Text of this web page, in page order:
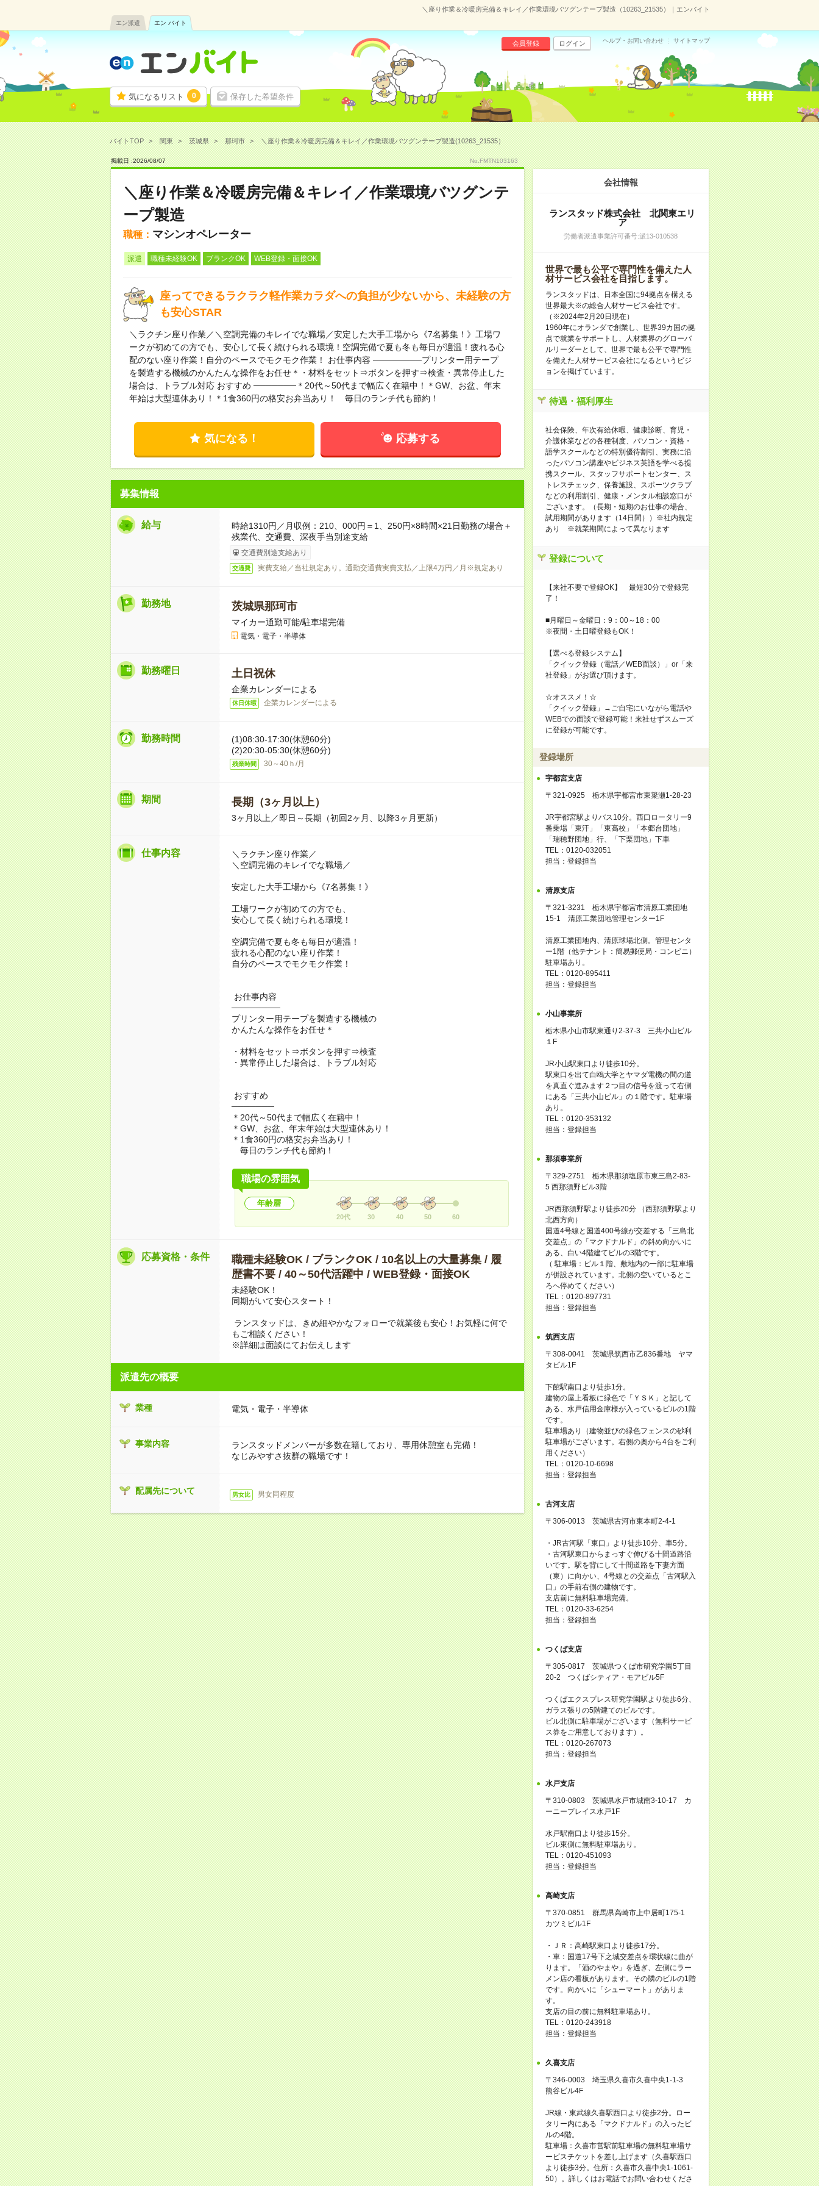
＼座り作業＆冷暖房完備＆キレイ／作業環境バツグンテープ製造（10263_21535）｜エンバイト
エン派遣 エン バイト
気になるリスト 0 保存した希望条件
会員登録 ログイン ヘルプ・お問い合わせ サイトマップ
バイトTOP 関東 茨城県 那珂市 ＼座り作業＆冷暖房完備＆キレイ／作業環境バツグンテープ製造(10263_21535）
掲載日 :2026/08/07 No.FMTN103163
＼座り作業＆冷暖房完備＆キレイ／作業環境バツグンテ
ープ製造
職種： マシンオペレーター
派遣 職種未経験OK ブランクOK WEB登録・面接OK
座ってできるラクラク軽作業カラダへの負担が少ないから、未経験の方
も安心STAR
＼ラクチン座り作業／＼空調完備のキレイでな職場／安定した大手工場から《7名募集！》工場ワ
ークが初めての方でも、安心して長く続けられる環境！空調完備で夏も冬も毎日が適温！疲れる心
配のない座り作業！自分のペースでモクモク作業！ お仕事内容 ────────プリンター用テープ
を製造する機械のかんたんな操作をお任せ＊・材料をセット⇒ボタンを押す⇒検査・異常停止した
場合は、トラブル対応 おすすめ ───────＊20代～50代まで幅広く在籍中！＊GW、お盆、年末
年始は大型連休あり！＊1食360円の格安お弁当あり！ 毎日のランチ代も節約！
気になる！ 応募する
募集情報
給与
時給1310円／月収例：210、000円＝1、250円×8時間×21日勤務の場合＋
残業代、交通費、深夜手当別途支給
交通費別途支給あり
交通費 実費支給／当社規定あり。通勤交通費実費支払／上限4万円／月※規定あり
勤務地 茨城県那珂市
マイカー通勤可能/駐車場完備
電気・電子・半導体
勤務曜日 土日祝休
企業カレンダーによる
休日休暇 企業カレンダーによる
勤務時間
(1)08:30-17:30(休憩60分)
(2)20:30-05:30(休憩60分)
残業時間 30～40ｈ/月
期間 長期（3ヶ月以上）
3ヶ月以上／即日～長期（初回2ヶ月、以降3ヶ月更新）
仕事内容
＼ラクチン座り作業／
＼空調完備のキレイでな職場／
安定した大手工場から《7名募集！》
工場ワークが初めての方でも、
安心して長く続けられる環境！
空調完備で夏も冬も毎日が適温！
疲れる心配のない座り作業！
自分のペースでモクモク作業！
お仕事内容
────────
プリンター用テープを製造する機械の
かんたんな操作をお任せ＊
・材料をセット⇒ボタンを押す⇒検査
・異常停止した場合は、トラブル対応
おすすめ
───────
＊20代～50代まで幅広く在籍中！
＊GW、お盆、年末年始は大型連休あり！
＊1食360円の格安お弁当あり！
毎日のランチ代も節約！
職場の雰囲気
年齢層
20代 30 40 50 60
応募資格・条件
職種未経験OK / ブランクOK / 10名以上の大量募集 / 履
歴書不要 / 40～50代活躍中 / WEB登録・面接OK
未経験OK！
同期がいて安心スタート！
ランスタッドは、きめ細やかなフォローで就業後も安心！お気軽に何で
もご相談ください！
※詳細は面談にてお伝えします
派遣先の概要
業種 電気・電子・半導体
事業内容
ランスタッドメンバーが多数在籍しており、専用休憩室も完備！
なじみやすさ抜群の職場です！
配属先について 男女比 男女同程度
会社情報
ランスタッド株式会社 北関東エリ
ア
労働者派遣事業許可番号:派13-010538
世界で最も公平で専門性を備えた人
材サービス会社を目指します。
ランスタッドは、日本全国に94拠点を構える
世界最大※の総合人材サービス会社です。
（※2024年2月20日現在）
1960年にオランダで創業し、世界39カ国の拠
点で就業をサポートし、人材業界のグローバ
ルリーダーとして、世界で最も公平で専門性
を備えた人材サービス会社になるというビジ
ョンを掲げています。
待遇・福利厚生
社会保険、年次有給休暇、健康診断、育児・
介護休業などの各種制度、パソコン・資格・
語学スクールなどの特別優待割引、実務に沿
ったパソコン講座やビジネス英語を学べる提
携スクール、スタッフサポートセンター、ス
トレスチェック、保養施設、スポーツクラブ
などの利用割引、健康・メンタル相談窓口が
ございます。（長期・短期のお仕事の場合、
試用期間があります（14日間））※社内規定
あり ※就業期間によって異なります
登録について
【来社不要で登録OK】 最短30分で登録完
了！
■月曜日～金曜日：9：00～18：00
※夜間・土日曜登録もOK！
【選べる登録システム】
「クイック登録（電話／WEB面談）」or「来
社登録」がお選び頂けます。
☆オススメ！☆
「クイック登録」→ご自宅にいながら電話や
WEBでの面談で登録可能！来社せずスムーズ
に登録が可能です。
登録場所
宇都宮支店
〒321-0925 栃木県宇都宮市東簗瀬1-28-23
JR宇都宮駅よりバス10分。西口ロータリー9
番乗場「東汗」「東高校」「本郷台団地」
「瑞穂野団地」行、「下栗団地」下車
TEL：0120-032051
担当：登録担当
清原支店
〒321-3231 栃木県宇都宮市清原工業団地
15-1 清原工業団地管理センター1F
清原工業団地内、清原球場北側。管理センタ
ー1階（他テナント：簡易郵便局・コンビニ）
駐車場あり。
TEL：0120-895411
担当：登録担当
小山事業所
栃木県小山市駅東通り2-37-3 三共小山ビル
１F
JR小山駅東口より徒歩10分。
駅東口を出て白鴎大学とヤマダ電機の間の道
を真直ぐ進みます２つ目の信号を渡って右側
にある「三共小山ビル」の１階です。駐車場
あり。
TEL：0120-353132
担当：登録担当
那須事業所
〒329-2751 栃木県那須塩原市東三島2-83-
5 西那須野ビル3階
JR西那須野駅より徒歩20分 （西那須野駅より
北西方向）
国道4号線と国道400号線が交差する「三島北
交差点」の「マクドナルド」の斜め向かいに
ある、白い4階建てビルの3階です。
（ 駐車場：ビル１階、敷地内の一部に駐車場
が併設されています。北側の空いているとこ
ろへ停めてください）
TEL：0120-897731
担当：登録担当
筑西支店
〒308-0041 茨城県筑西市乙836番地 ヤマ
タビル1F
下館駅南口より徒歩1分。
建物の屋上看板に緑色で「ＹＳＫ」と記して
ある、水戸信用金庫様が入っているビルの1階
です。
駐車場あり（建物並びの緑色フェンスの砂利
駐車場がございます。右側の奥から4台をご利
用ください）
TEL：0120-10-6698
担当：登録担当
古河支店
〒306-0013 茨城県古河市東本町2-4-1
・JR古河駅「東口」より徒歩10分、車5分。
・古河駅東口からまっすぐ伸びる十間道路沿
いです。駅を背にして十間道路を下妻方面
（東）に向かい、4号線との交差点「古河駅入
口」の手前右側の建物です。
支店前に無料駐車場完備。
TEL：0120-33-6254
担当：登録担当
つくば支店
〒305-0817 茨城県つくば市研究学園5丁目
20-2 つくばシティア・モアビル5F
つくばエクスプレス研究学園駅より徒歩6分、
ガラス張りの5階建てのビルです。
ビル北側に駐車場がございます（無料サービ
ス券をご用意しております）。
TEL：0120-267073
担当：登録担当
水戸支店
〒310-0803 茨城県水戸市城南3-10-17 カ
ーニープレイス水戸1F
水戸駅南口より徒歩15分。
ビル東側に無料駐車場あり。
TEL：0120-451093
担当：登録担当
高崎支店
〒370-0851 群馬県高崎市上中居町175-1
カツミビル1F
・ＪＲ：高崎駅東口より徒歩17分。
・車：国道17号下之城交差点を環状線に曲が
ります。「酒のやまや」を過ぎ、左側にラー
メン店の看板があります。その隣のビルの1階
です。向かいに「シューマート」がありま
す。
支店の目の前に無料駐車場あり。
TEL：0120-243918
担当：登録担当
久喜支店
〒346-0003 埼玉県久喜市久喜中央1-1-3
熊谷ビル4F
JR線・東武線久喜駅西口より徒歩2分。ロー
タリー内にある「マクドナルド」の入ったビ
ルの4階。
駐車場：久喜市営駅前駐車場の無料駐車場サ
ービスチケットを差し上げます（久喜駅西口
より徒歩3分。住所：久喜市久喜中央1-1061-
50）。詳しくはお電話でお問い合わせくださ